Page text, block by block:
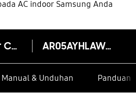
AC indoor Samsung Anda
Wall-mount Air Conditioner Alpha Inverter 0.5 PK AR05AYHLAWKNSE
Manual & Unduhan Panduan